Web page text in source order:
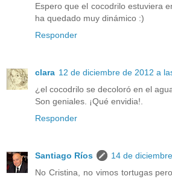
Espero que el cocodrilo estuviera
ha quedado muy dinámico :)
Responder
clara 12 de diciembre de 2012 a
¿el cocodrilo se decoloró en el
Son geniales. ¡Qué envidia!.
Responder
Santiago Ríos
14 de
No Cristina, no vimos tortugas